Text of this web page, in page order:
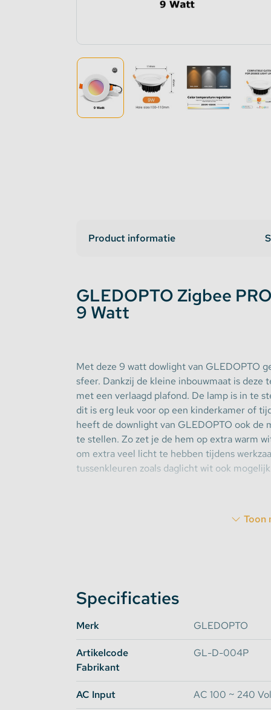
Fase aansnijding en fase afsnijding
Matter Compatible
Stekkerdozen
Batterijen
Product informatie
GLEDOPTO Zigbee
9 Watt
Met deze 9 watt dowlight van GLEDOPTO
sfeer. Dankzij de kleine inbouwmaat is
met een verlaagd plafond. De lamp is in te
dit is erg leuk voor op een kinderkamer of
heeft de downlight van GLEDOPTO ook de
te stellen. Zo zet je de hem op extra warm
om extra veel licht te hebben tijdens
tussenkleuren zoals daglicht wit ook
Heb je net wat meer licht nodig dan hebben
Compatibiliteit
Deze Zigbee 3.0 lamp van 9 Watt is te
SmartThings, Apple HomeKit en Google
bedienen met Ikea Trådfri, Osram Lightify en
Toon
Specificaties
Merk GLEDOPTO
Artikelcode
Fabrikant
GL-D-004P
AC Input AC 100 ~ 240